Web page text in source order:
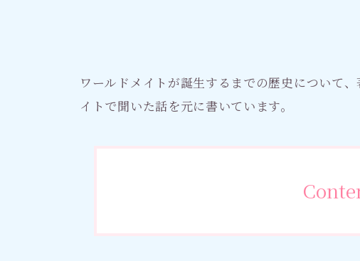
社会情勢
ワールドメイトが誕生するまでの歴史について
イトで聞いた話を元に書いています。